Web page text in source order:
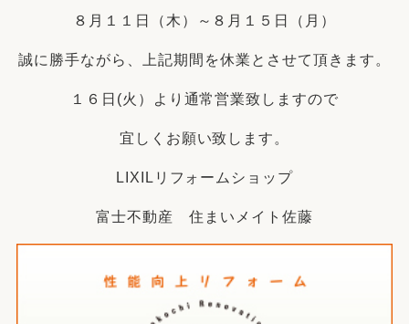
８月１１日（木）～８月１５日（月）
誠に勝手ながら、上記期間を休業とさせて頂きます。
１６日(火）より通常営業致しますので
宜しくお願い致します。
LIXILリフォームショップ
富士不動産 住まいメイト佐藤